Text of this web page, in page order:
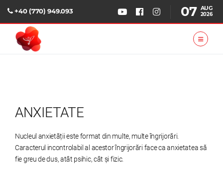
+40 (770) 949.093 07 AUG
2026
ANXIETATE
Nucleul anxietății este format din multe, multe îngrijorări.
Caracterul incontrolabil al acestor îngrijorări face ca anxietatea să
fie greu de dus, atât psihic, cât și fizic.